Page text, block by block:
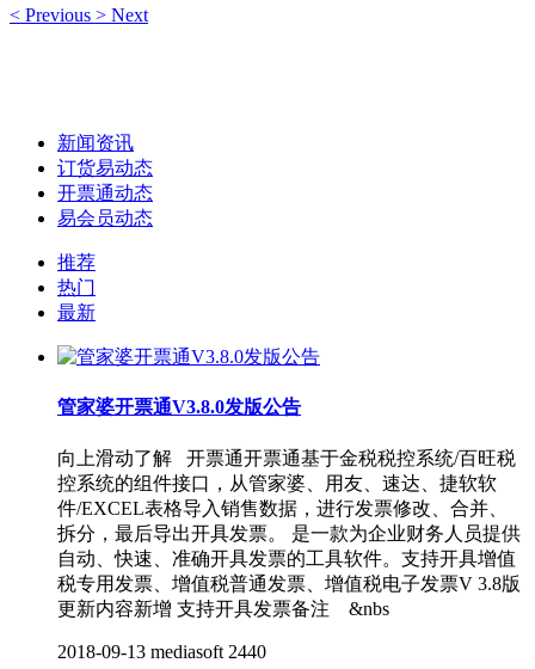
< Previous > Next
新闻资讯
订货易动态
开票通动态
易会员动态
推荐
热门
最新
管家婆开票通V3.8.0发版公告
向上滑动了解 开票通开票通基于金税税控系统/百旺税
控系统的组件接口，从管家婆、用友、速达、捷软软
件/EXCEL表格导入销售数据，进行发票修改、合并、
拆分，最后导出开具发票。 是一款为企业财务人员提供
自动、快速、准确开具发票的工具软件。支持开具增值
税专用发票、增值税普通发票、增值税电子发票V 3.8版
更新内容新增 支持开具发票备注 &nbs
2018-09-13 mediasoft 2440